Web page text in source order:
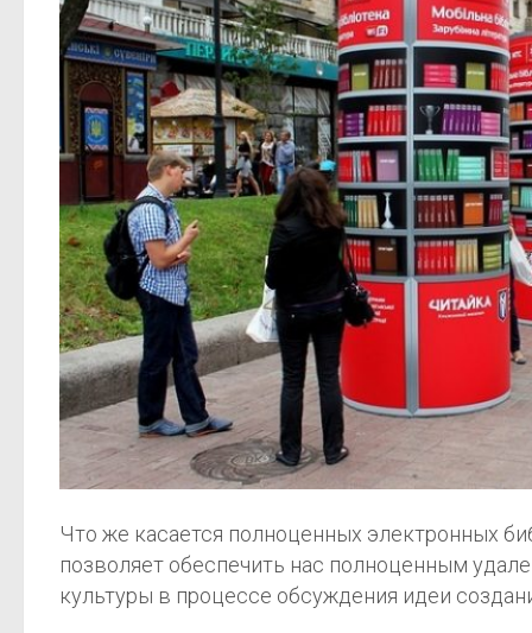
Что же касается полноценных электронных
позволяет обеспечить нас полноценным
культуры в процессе обсуждения идеи